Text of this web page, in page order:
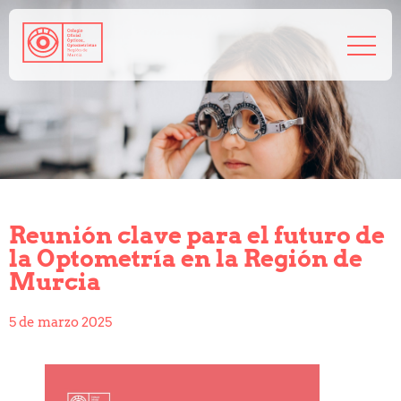
Salud visual
Preguntas frecuentes
Consejos de tu óptico-optometrista
Profesionales
Precolegiación
Reunión clave para el futuro de
la Optometría en la Región de
Murcia
5 de marzo 2025